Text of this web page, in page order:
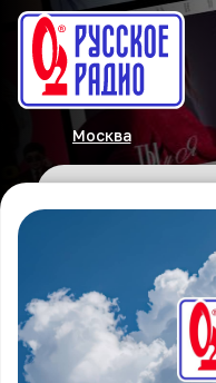
Москва